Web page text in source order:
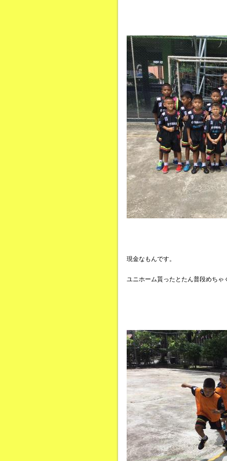
現金なもんです。
ユニホーム貰ったとたん普段めち